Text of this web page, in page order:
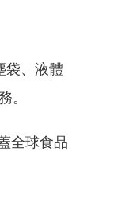
袋、液體
。
全球食品